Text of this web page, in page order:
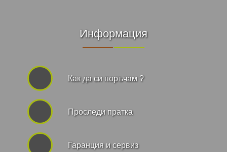
Информация
Как да си поръчам ?
Проследи пратка
Гаранция и сервиз